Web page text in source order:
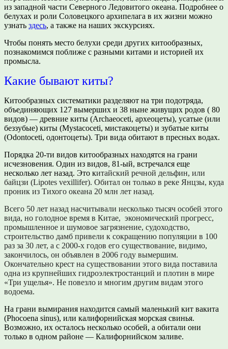
из западной части Северного Ледовитого океана. Подробнее о
белухах и роли Соловецкого архипелага в их жизни можно
узнать здесь, а также на наших экскурсиях.
Чтобы понять место белухи среди других китообразных,
познакомимся поближе с разными китами и историей их
промысла.
Какие бывают киты?
Китообразных систематики разделяют на три подотряда,
объединяющих 127 вымерших и 38 ныне живущих родов ( 80
видов) — древние киты (Archaeoceti, археоцеты), усатые (или
беззубые) киты (Mystacoceti, мистакоцеты) и зубатые киты
(Odontoceti, одонтоцеты). Три вида обитают в пресных водах.
Порядка 20-ти видов китообразных находятся на грани
исчезновения. Один из видов, 81-ый, встречался еще
несколько лет назад. Это китайский речной дельфин, или
байцзи (Lipotes vexillifer). Обитал он только в реке Янцзы, куда
проник из Тихого океана 20 млн лет назад.
Всего 50 лет назад насчитывали несколько тысяч особей этого
вида, но голодное время в Китае, экономический прогресс,
промышленное и шумовое загрязнение, судоходство,
строительство дамб привели к сокращению популяции в 100
раз за 30 лет, а с 2000-х годов его существование, видимо,
закончилось, он объявлен в 2006 году вымершим.
Окончательно крест на существовании этого вида поставила
одна из крупнейших гидроэлектростанций и плотин в мире
«Три ущелья». Не повезло и многим другим видам этого
водоема.
На грани вымирания находится самый маленький кит вакита
(Phocoena sinus), или калифорнийская морская свинья.
Возможно, их осталось несколько особей, а обитали они
только в одном районе — Калифорнийском заливе.